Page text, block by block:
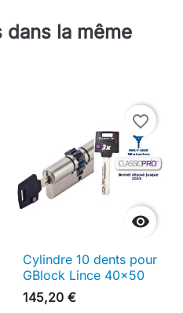
la même

favorite_border
Cylindre 10 dents pour
GBlock Lince 40x50
145,20 €